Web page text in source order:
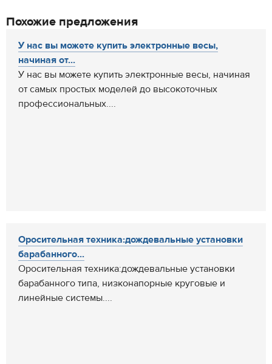
Похожие предложения
У нас вы можете купить электронные весы,
начиная от...
У нас вы можете купить электронные весы, начиная
от самых простых моделей до высокоточных
профессиональных....
Оросительная техника:дождевальные установки
барабанного...
Оросительная техника:дождевальные установки
барабанного типа, низконапорные круговые и
линейные системы....